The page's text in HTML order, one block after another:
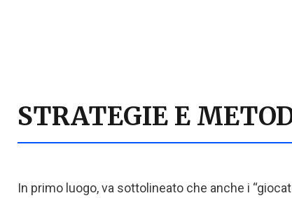
STRATEGIE E
In primo luogo, va sottolineato che anche i